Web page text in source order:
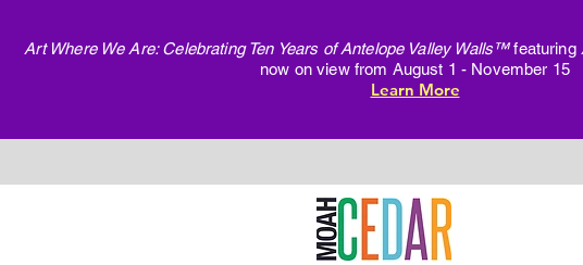
Art Where We Are: Celebrating Ten Years of Antelope Valley Walls™featuring
now on view from August 1 - November 15
Learn More